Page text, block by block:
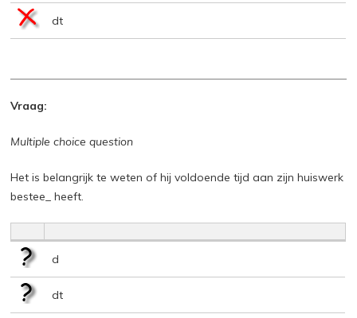
dt
Vraag:
Multiple choice question
Het is belangrijk te weten of hij voldoende tijd aan zijn huiswerk
bestee_ heeft.
d
dt